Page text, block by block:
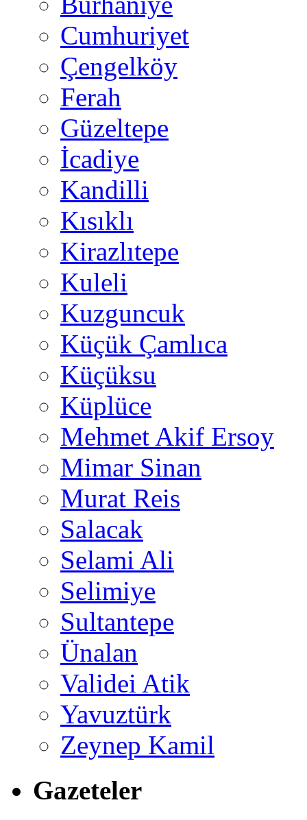
Cumhuriyet
Çengelköy
Ferah
Güzeltepe
İcadiye
Kandilli
Kısıklı
Kirazlıtepe
Kuleli
Kuzguncuk
Küçük Çamlıca
Küçüksu
Küplüce
Mehmet Akif Ersoy
Mimar Sinan
Murat Reis
Salacak
Selami Ali
Selimiye
Sultantepe
Ünalan
Validei Atik
Yavuztürk
Zeynep Kamil
Gazeteler